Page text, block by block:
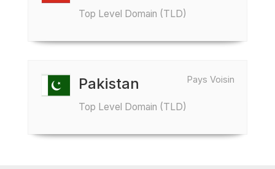
Top Level Domain (TLD)
Pays Voisin
Pakistan
Top Level Domain (TLD)